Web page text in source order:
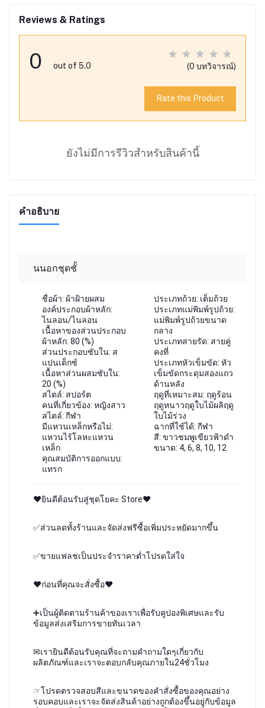
Reviews & Ratings
0 out of 5.0 (0 บทวิจารณ์)
Rate this Product
ยังไม่มีการรีวิวสำหรับสินค้านี้
คำอธิบาย
นนอกชุดชั้
ชื่อผ้า: ผ้าฝ้ายผสม
องค์ประกอบผ้าหลัก:
ไนลอน/ไนลอน
เนื้อหาของส่วนประกอบ
ผ้าหลัก: 80 (%)
ส่วนประกอบซับใน: ส
แปนเด็กซ์
เนื้อหาส่วนผสมซับใน:
20 (%)
สไตล์: สปอร์ต
คนที่เกี่ยวข้อง: หญิงสาว
สไตล์: กีฬา
มีแหวนเหล็กหรือไม่:
แหวนไร้โลหะแหวน
เหล็ก
คุณสมบัติการออกแบบ:
แทรก
ประเภทถ้วย: เต็มถ้วย
ประเภทแม่พิมพ์รูปถ้วย:
แม่พิมพ์รูปถ้วยขนาด
กลาง
ประเภทสายรัด: สายคู่
คงที่
ประเภทหัวเข็มขัด: หัว
เข็มขัดกระดุมสองแถว
ด้านหลัง
ฤดูที่เหมาะสม: ฤดูร้อน
ฤดูหนาวฤดูใบไม้ผลิฤดู
ใบไม้ร่วง
ฉากที่ใช้ได้: กีฬา
สี: ขาวชมพูเขียวฟ้าดำ
ขนาด: 4, 6, 8, 10, 12
❤ยินดีต้อนรับสู่ชุดโยคะ Store❤
✅ส่วนลดทั้งร้านและจัดส่งฟรีซื้อเพิ่มประหยัดมากขึ้น
✅ขายแฟลชเป็นประจำราคาต่ำโปรดใส่ใจ
❤ก่อนที่คุณจะสั่งซื้อ❤
➕เป็นผู้ติดตามร้านค้าของเราเพื่อรับคูปองพิเศษและรับ
ข้อมูลส่งเสริมการขายทันเวลา
✉เรายินดีต้อนรับคุณที่จะถามคำถามใดๆเกี่ยวกับ
ผลิตภัณฑ์และเราจะตอบกลับคุณภายใน24ชั่วโมง
☞โปรดตรวจสอบสีและขนาดของคำสั่งซื้อของคุณอย่าง
รอบคอบและเราจะจัดส่งสินค้าอย่างถูกต้องขึ้นอยู่กับข้อมูล